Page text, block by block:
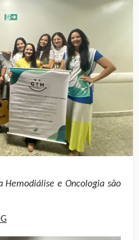
Hemodiálise e Oncologia são